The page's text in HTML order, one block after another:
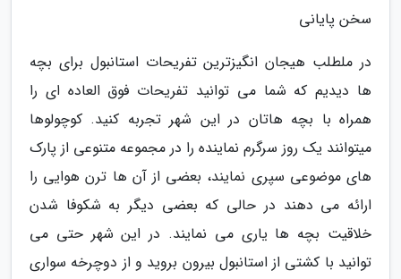
سخن پایانی
در ملطلب هیجان انگیزترین تفریحات استانبول برای بچه
ها دیدیم که شما می توانید تفریحات فوق العاده ای را
همراه با بچه هاتان در این شهر تجربه کنید. کوچولوها
میتوانند یک روز سرگرم نماینده را در مجموعه متنوعی از پارک
های موضوعی سپری نمایند، بعضی از آن ها ترن هوایی را
ارائه می دهند در حالی که بعضی دیگر به شکوفا شدن
خلاقیت بچه ها یاری می نمایند. در این شهر حتی می
توانید با کشتی از استانبول بیرون بروید و از دوچرخه سواری